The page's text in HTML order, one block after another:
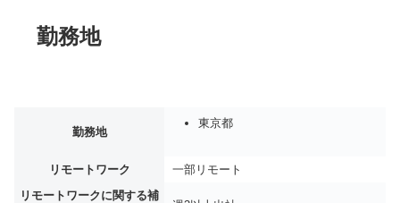
勤務地
勤務地
東京都
リモートワーク
一部リモート
リモートワークに関する補